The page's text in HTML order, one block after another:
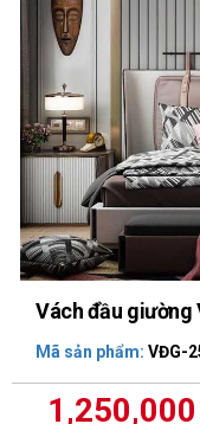
Vách đầu giường
Mã sản phẩm: VĐG-